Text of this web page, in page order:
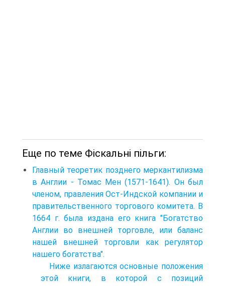
Еще по теме Фіскальні пільги:
Главный теоретик позднего меркантилизма
в Англии - Томас Мен (1571-1641). Он был
членом, правления Ост-Индской компании и
правительственного торгового комитета. В
1664 г. была издана его книга "Богатство
Англии во внешней торговле, или баланс
нашей внешней торговли как регулятор
нашего богатства".
Ниже излагаются основные положения
этой книги, в которой с позиций